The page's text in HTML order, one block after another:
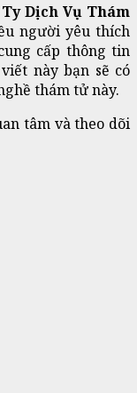
Dịch Vụ Thám
người yêu thích
cấp thông tin
này bạn sẽ có
thám tử này.
tâm và theo dõi